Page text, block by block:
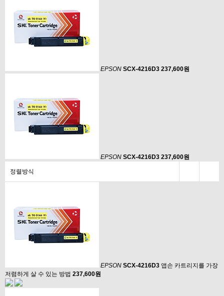
EPSON SCX-4216D3 237,600원
EPSON SCX-4216D3 237,600원
정렬방식
EPSON SCX-4216D3 앱손 카트리지를 가장
저렴하게 살 수 있는 방법 237,600원